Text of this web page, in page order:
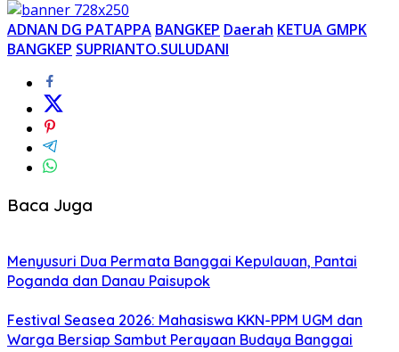
ADNAN DG PATAPPA BANGKEP Daerah KETUA GMPK
BANGKEP SUPRIANTO.SULUDANI
Baca Juga
Menyusuri Dua Permata Banggai Kepulauan, Pantai
Poganda dan Danau Paisupok
Festival Seasea 2026: Mahasiswa KKN-PPM UGM dan
Warga Bersiap Sambut Perayaan Budaya Banggai